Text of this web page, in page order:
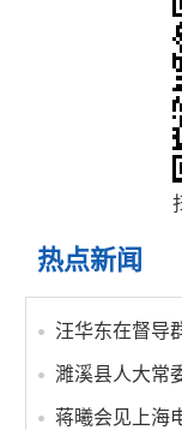
热点新闻
蒋曦会见上海